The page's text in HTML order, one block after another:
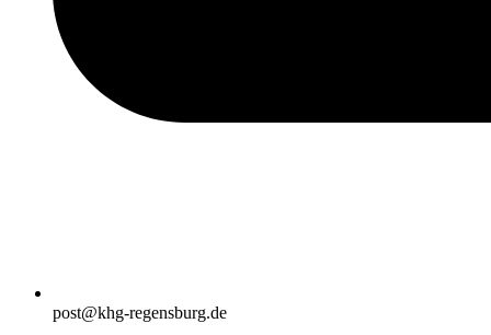
post@khg-regensburg.de